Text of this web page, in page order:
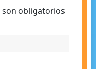
son obligatorios